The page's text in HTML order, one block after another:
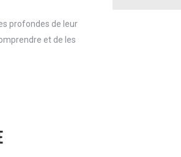
profondes de leur
et de les